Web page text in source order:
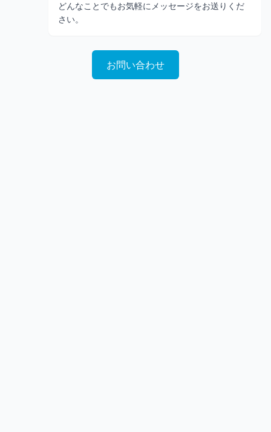
どんなことでもお気軽にメッセージをお送りくだ
さい。
お問い合わせ